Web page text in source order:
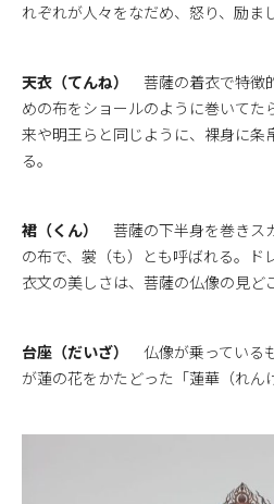
れぞれが人々をなだめ、怒り、励ま
天衣（てんね）
菩薩の着衣で特徴
めの布をショールのように巻いてた
来や明王らと同じように、裸身に条
る。
裙（くん）
菩薩の下半身を巻きス
の布で、裳（も）とも呼ばれる。ド
衣文の美しさは、菩薩の仏像の見ど
台座（だいざ）
仏像が乗っている
が蓮の花をかたどった「蓮華（れん